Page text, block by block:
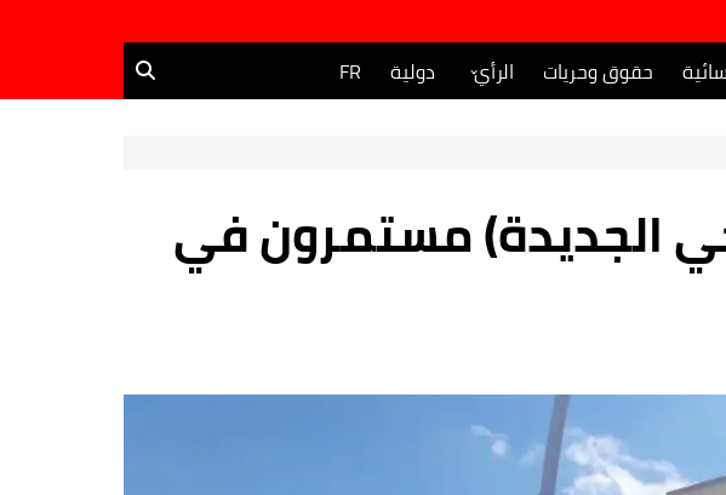
حقوق وحريات الرأي دولية FR
الجديدة) مستمرون في